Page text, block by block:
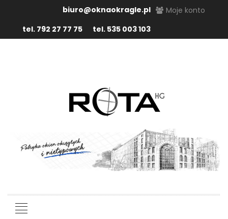
Moje konto
biuro@oknaokragle.pl
tel. 535 003 103
tel. 792 27 77 75